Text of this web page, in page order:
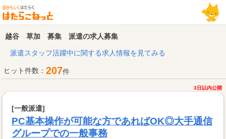
越谷 草加 募集 派遣の求人募集
派遣スタッフ活躍中に関する求人情報を見てみる
ヒット件数： 207件
3日以内公開
[一般派遣]
PC基本操作が可能な方であればOK◎大手通信
グループでの一般事務